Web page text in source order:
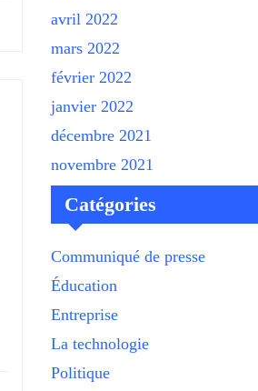
avril 2022
mars 2022
février 2022
janvier 2022
décembre 2021
novembre 2021
Catégories
Communiqué de presse
Éducation
Entreprise
La technologie
Politique